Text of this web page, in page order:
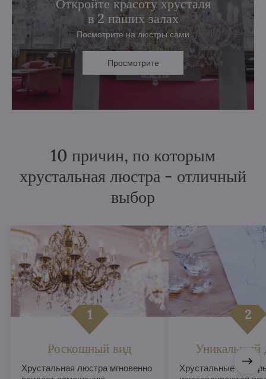
Откройте красоту хрусталя
в 2 наших залах
Посмотрите на люстры сами
Просмотрите
10 причин, по которым
хрустальная люстра - отличный
выбор
Роскошный вид
Хрустальная люстра мгновенно
Уникальный
Хрустальные